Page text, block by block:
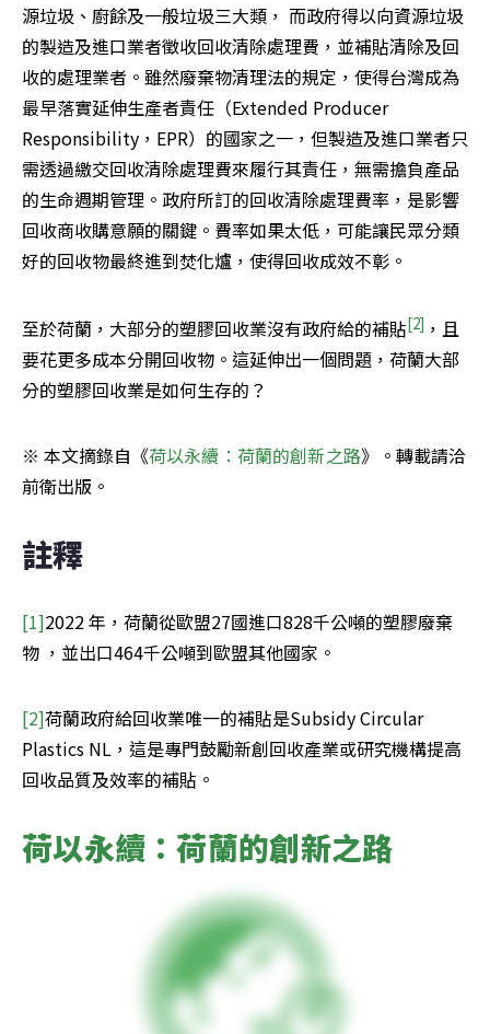
源垃圾、廚餘及一般垃圾三大類， 而政府得以向資源垃圾
的製造及進口業者徵收回收清除處理費，並補貼清除及回
收的處理業者。雖然廢棄物清理法的規定，使得台灣成為
最早落實延伸生產者責任（Extended Producer
Responsibility，EPR）的國家之一，但製造及進口業者只
需透過繳交回收清除處理費來履行其責任，無需擔負產品
的生命週期管理。政府所訂的回收清除處理費率，是影響
回收商收購意願的關鍵。費率如果太低，可能讓民眾分類
好的回收物最終進到焚化爐，使得回收成效不彰。
至於荷蘭，大部分的塑膠回收業沒有政府給的補貼[2] ，且
要花更多成本分開回收物。這延伸出一個問題，荷蘭大部
分的塑膠回收業是如何生存的？
※ 本文摘錄自《荷以永續：荷蘭的創新之路》。轉載請洽
前衛出版。
註釋
[1]2022 年，荷蘭從歐盟27國進口828千公噸的塑膠廢棄
物 ，並出口464千公噸到歐盟其他國家。
[2]荷蘭政府給回收業唯一的補貼是Subsidy Circular
Plastics NL，這是專門鼓勵新創回收產業或研究機構提高
回收品質及效率的補貼。
荷以永續：荷蘭的創新之路